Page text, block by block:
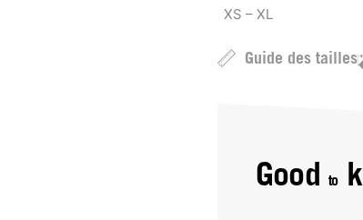
XS – XL
Guide des tailles
Good to